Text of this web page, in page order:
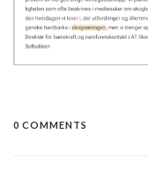
0 COMMENTS